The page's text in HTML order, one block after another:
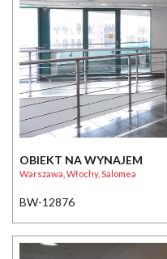
OBIEKT NA WYNAJEM
Warszawa, Włochy, Salomea
BW-12876